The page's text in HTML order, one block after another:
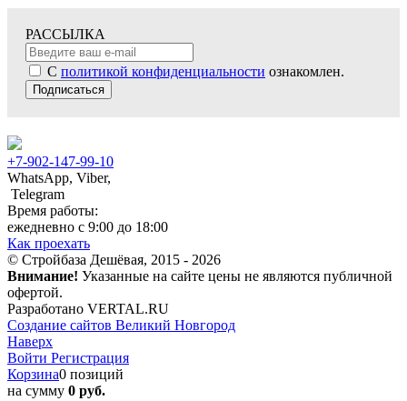
РАССЫЛКА
С политикой конфиденциальности ознакомлен.
Подписаться
+7-902-147-99-10
WhatsApp, Viber,
Telegram
Время работы:
ежедневно с 9:00 до 18:00
Как проехать
© Стройбаза Дешёвая, 2015 - 2026
Внимание! Указанные на сайте цены не являются публичной
офертой.
Разработано VERTAL.RU
Создание сайтов Великий Новгород
Наверх
Войти Регистрация
Корзина0 позиций
на сумму 0 руб.